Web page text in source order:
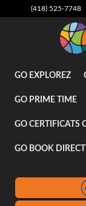
(418) 525-7748
GO EXPLOREZ
GO PRIME TIME
GO CERTIFICATS
GO BOOK DIRECT